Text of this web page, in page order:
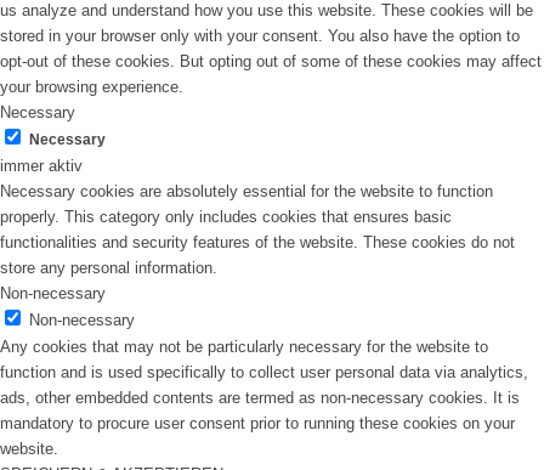
us analyze and understand how you use this website. These cookies will be
stored in your browser only with your consent. You also have the option to
opt-out of these cookies. But opting out of some of these cookies may affect
your browsing experience.
Necessary
Necessary
immer aktiv
Necessary cookies are absolutely essential for the website to function
properly. This category only includes cookies that ensures basic
functionalities and security features of the website. These cookies do not
store any personal information.
Non-necessary
Non-necessary
Any cookies that may not be particularly necessary for the website to
function and is used specifically to collect user personal data via analytics,
ads, other embedded contents are termed as non-necessary cookies. It is
mandatory to procure user consent prior to running these cookies on your
website.